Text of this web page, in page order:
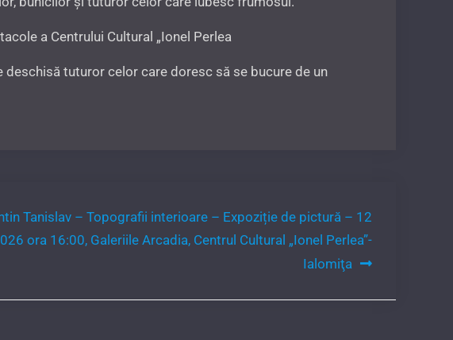
a Centrului Cultural „Ionel Perlea
tuturor celor care doresc să se bucure de un
Tanislav – Topografii interioare – Expoziție de pictură – 12
ora 16:00, Galeriile Arcadia, Centrul Cultural „Ionel Perlea”-
Ialomiţa